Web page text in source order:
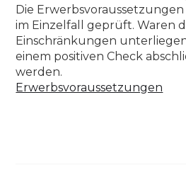
Die
im Einzelfall geprüft. Waren
Einschränkungen
einem positiven Check
werden.
Erwerbsvoraussetzungen